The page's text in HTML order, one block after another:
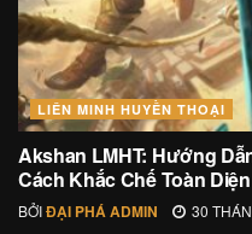
LIÊN MINH HUYỀN THOẠI
Akshan LMHT: Hướng
Cách Khắc Chế Toàn Diện
BỞIĐẠI PHÁ ADMIN 30